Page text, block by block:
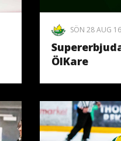
SÖN 28 AUG
ÖIKare